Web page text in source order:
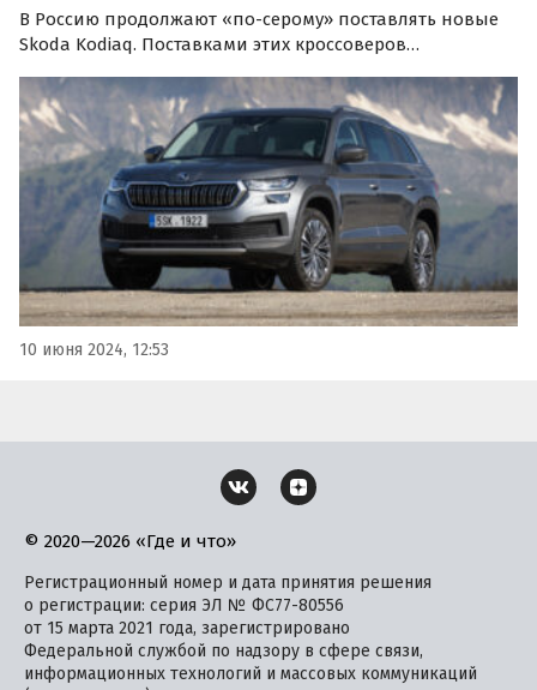
В Россию продолжают «по-серому» поставлять новые
Skoda Kodiaq. Поставками этих кроссоверов
«профессиональные продавцы», а цены на них на
одном из сайтов объявлений на данный момент
стартуют от 3,4 млн рублей, пишут…
10 июня 2024, 12:53
© 2020—2026 «Где и что»
Регистрационный номер и дата принятия решения
о регистрации: серия ЭЛ № ФС77-80556
от 15 марта 2021 года, зарегистрировано
Федеральной службой по надзору в сфере связи,
информационных технологий и массовых коммуникаций